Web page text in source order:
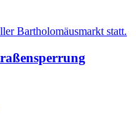
Bartholomäusmarkt statt.